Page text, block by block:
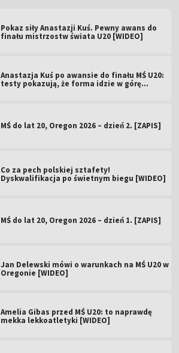
Pokaz siły Anastazji Kuś. Pewny awans do
finału mistrzostw świata U20 [WIDEO]
Anastazja Kuś po awansie do finału MŚ U20:
testy pokazują, że forma idzie w górę
MŚ do lat 20, Oregon 2026 – dzień 2. [ZAPIS]
Co za pech polskiej sztafety!
Dyskwalifikacja po świetnym biegu [WIDEO]
MŚ do lat 20, Oregon 2026 – dzień 1. [ZAPIS]
Jan Delewski mówi o warunkach na MŚ U20 w
Oregonie [WIDEO]
Amelia Gibas przed MŚ U20: to naprawdę
mekka lekkoatletyki [WIDEO]